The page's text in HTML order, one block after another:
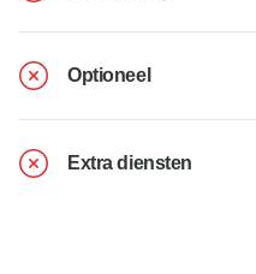
Optioneel
Extra diensten